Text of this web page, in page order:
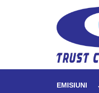
EMISIUNI